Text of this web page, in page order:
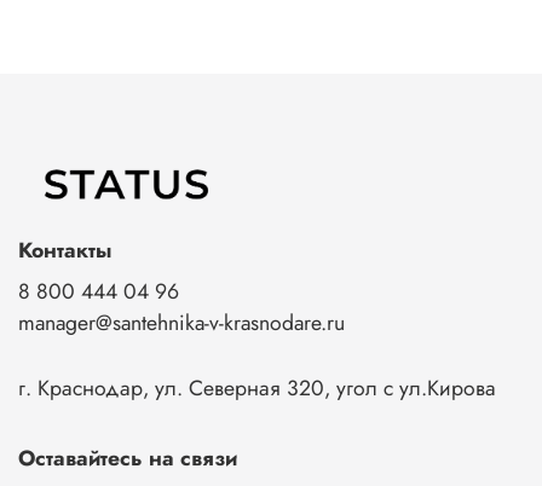
Контакты
8 800 444 04 96
manager@santehnika-v-krasnodare.ru
г. Краснодар, ул. Северная 320, угол с ул.Кирова
Оставайтесь на связи